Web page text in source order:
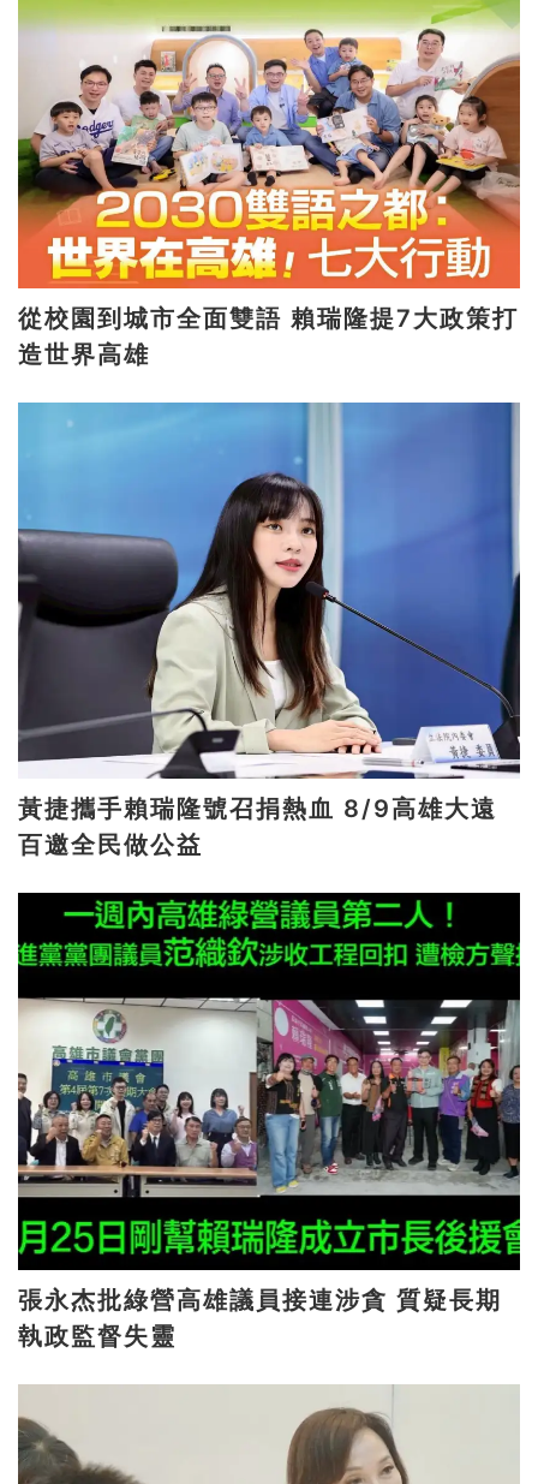
從校園到城市全面雙語 賴瑞隆提7大政策打
造世界高雄
黃捷攜手賴瑞隆號召捐熱血 8/9高雄大遠
百邀全民做公益
張永杰批綠營高雄議員接連涉貪 質疑長期
執政監督失靈